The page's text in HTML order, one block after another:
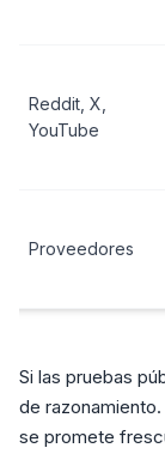
Reddit, X,
YouTube
Proveedores
Si las pruebas
de
se promete